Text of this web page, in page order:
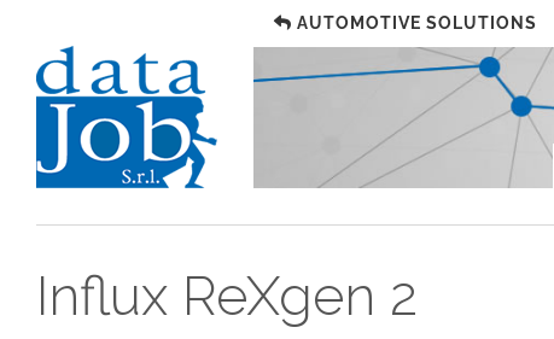
AUTOMOTIVE SOLUTIONS
Influx ReXgen 2